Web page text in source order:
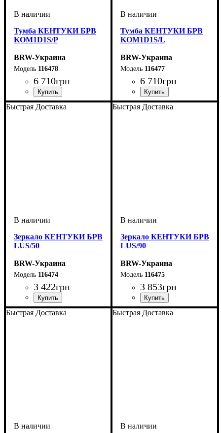
Тумба КЕНТУКИ БРВ
KOM1D1S/P
BRW-Украина
116478
6 710грн
ширина, мм: 545
высота, мм: 830
глубина, мм: 345
Тумба КЕНТУКИ БРВ
KOM1D1S/L
BRW-Украина
116477
6 710грн
ширина, мм: 545
высота, мм: 830
глубина, мм: 345
Быстрая Доставка
Зеркало КЕНТУКИ БРВ
LUS/50
BRW-Украина
116474
3 422грн
ширина, мм: 585
высота, мм: 1100
глубина, мм: 65
Быстрая Доставка
Зеркало КЕНТУКИ БРВ
LUS/90
BRW-Украина
116475
3 853грн
ширина, мм: 990
высота, мм: 760
глубина, мм: 65
Быстрая Доставка Быстрая Доставка